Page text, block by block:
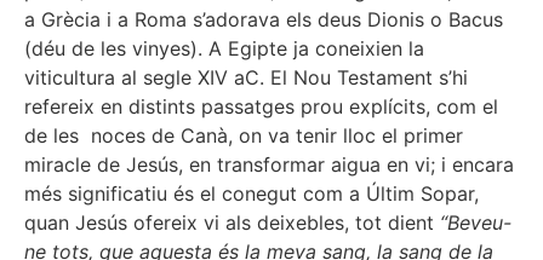
a Grècia i a Roma s’adorava els deus Dionis o Bacus
(déu de les vinyes). A Egipte ja coneixien la
viticultura al segle XIV aC. El Nou Testament s’hi
refereix en distints passatges prou explícits, com el
de les noces de Canà, on va tenir lloc el primer
miracle de Jesús, en transformar aigua en vi; i encara
més significatiu és el conegut com a Últim Sopar,
quan Jesús ofereix vi als deixebles, tot dient “Beveu-
ne tots, que aquesta és la meva sang, la sang de la